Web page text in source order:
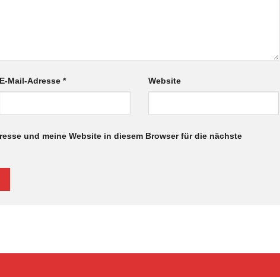
E-Mail-Adresse * Website
und meine Website in diesem Browser für die nächste